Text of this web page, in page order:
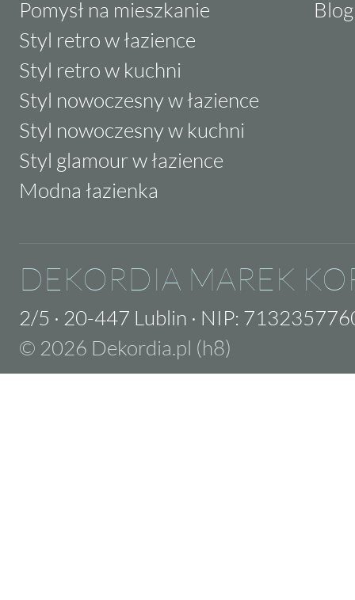
Pomysł na mieszkanie
Styl retro w łazience
Styl retro w kuchni
Styl nowoczesny w łazience
Styl nowoczesny w kuchni
Styl glamour w łazience
Modna łazienka
Blog
DEKORDIA MAREK
2/5 · 20-447 Lublin · NIP:
© 2026 Dekordia.pl (h8)